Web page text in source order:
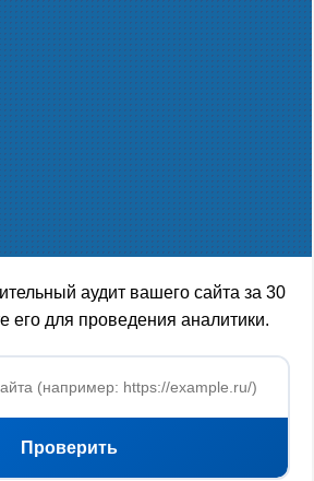
аудит вашего сайта за 30
его для проведения аналитики.
Проверить